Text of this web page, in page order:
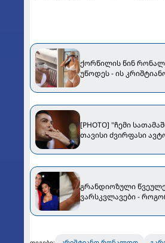
ქორწილის წინ
უწოდეს - ის
[PHOTO] "ჩემი
თავისი ძვირფასი
გრანდიოზული
ვარსკვლავები -